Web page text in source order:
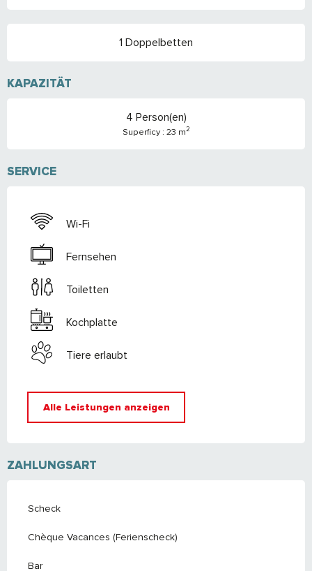
1 Doppelbetten
KAPAZITÄT
4 Person(en)
Superficy : 23 m2
SERVICE
Wi-Fi
Fernsehen
Toiletten
Kochplatte
Tiere erlaubt
Alle Leistungen anzeigen
ZAHLUNGSART
Scheck
Chèque Vacances (Ferienscheck)
Bar